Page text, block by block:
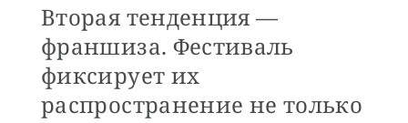
Вторая тенденция —
франшиза. Фестиваль
фиксирует их
распространение не только